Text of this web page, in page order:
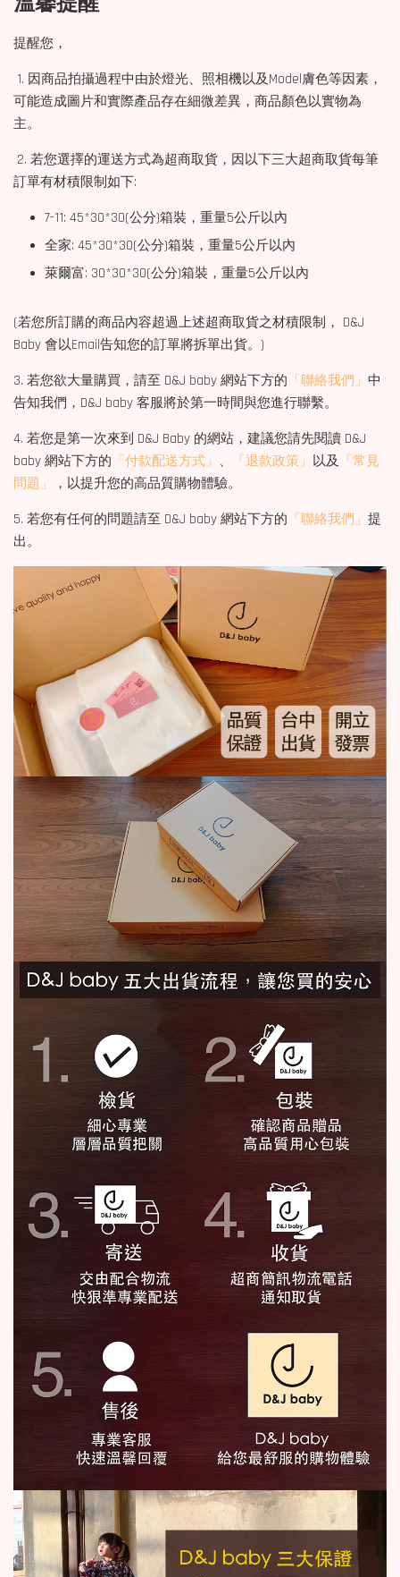
提醒您，
1. 因商品拍攝過程中由於燈光、照相機以及Model膚色等因素，
可能造成圖片和實際產品存在細微差異，商品顏色以實物為
主。
2. 若您選擇的運送方式為超商取貨，因以下三大超商取貨每筆
訂單有材積限制如下:
7-11: 45*30*30(公分)箱裝，重量5公斤以內
全家: 45*30*30(公分)箱裝，重量5公斤以內
萊爾富: 30*30*30(公分)箱裝，重量5公斤以內
(若您所訂購的商品內容超過上述超商取貨之材積限制， D&J
Baby 會以Email告知您的訂單將拆單出貨。)
3. 若您欲大量購買，請至 D&J baby 網站下方的 「聯絡我們」 中
告知我們，D&J baby 客服將於第一時間與您進行聯繫。
4. 若您是第一次來到 D&J Baby 的網站，建議您請先閱讀 D&J
baby 網站下方的 「付款配送方式」 、 「退款政策」 以及 「常見
問題」
，以提升您的高品質購物體驗。
5. 若您有任何的問題請至 D&J baby 網站下方的 「聯絡我們」 提
出。